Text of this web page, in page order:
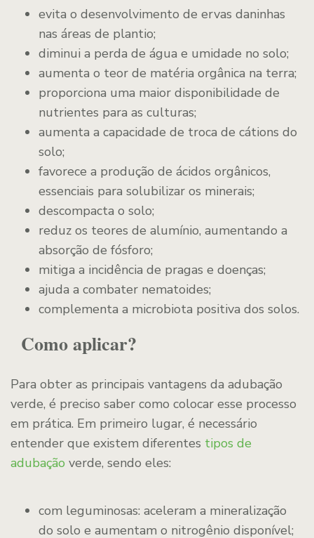
evita o desenvolvimento de ervas daninhas
nas áreas de plantio;
diminui a perda de água e umidade no solo;
aumenta o teor de matéria orgânica na terra;
proporciona uma maior disponibilidade de
nutrientes para as culturas;
aumenta a capacidade de troca de cátions do
solo;
favorece a produção de ácidos orgânicos,
essenciais para solubilizar os minerais;
descompacta o solo;
reduz os teores de alumínio, aumentando a
absorção de fósforo;
mitiga a incidência de pragas e doenças;
ajuda a combater nematoides;
complementa a microbiota positiva dos solos.
Como aplicar?
Para obter as principais vantagens da adubação
verde, é preciso saber como colocar esse processo
em prática. Em primeiro lugar, é necessário
entender que existem diferentes tipos de
adubação verde, sendo eles:
com leguminosas: aceleram a mineralização
do solo e aumentam o nitrogênio disponível;